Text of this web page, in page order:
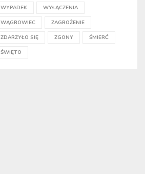
WYPADEK WYŁĄCZENIA
WĄGROWIEC ZAGROŻENIE
ZDARZYŁO SIĘ ZGONY ŚMIERĆ
ŚWIĘTO